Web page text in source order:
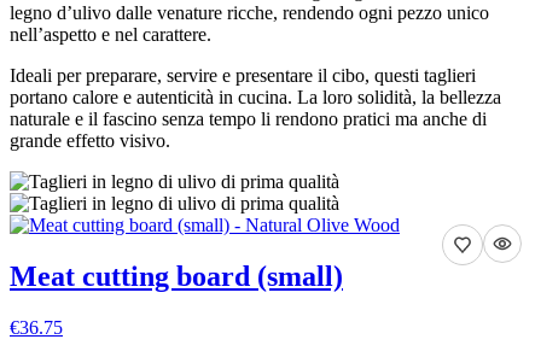
legno d’ulivo dalle venature ricche, rendendo ogni pezzo unico
nell’aspetto e nel carattere.
Ideali per preparare, servire e presentare il cibo, questi taglieri
portano calore e autenticità in cucina. La loro solidità, la bellezza
naturale e il fascino senza tempo li rendono pratici ma anche di
grande effetto visivo.
Meat cutting board (small)
€36.75